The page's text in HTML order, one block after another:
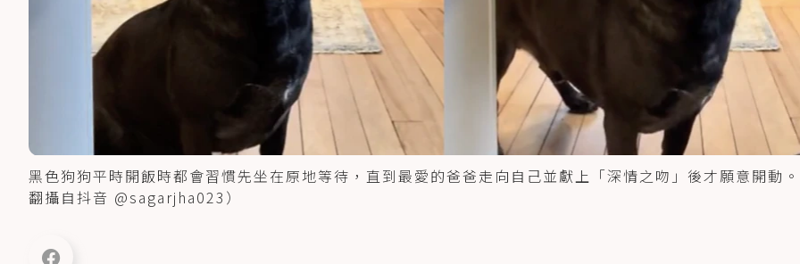
黑色狗狗平時開飯時都會習慣先坐在原地等待，直到最愛的爸爸走向自己並獻上「深情之吻」後才願意開動
翻攝自抖音 @sagarjha023）